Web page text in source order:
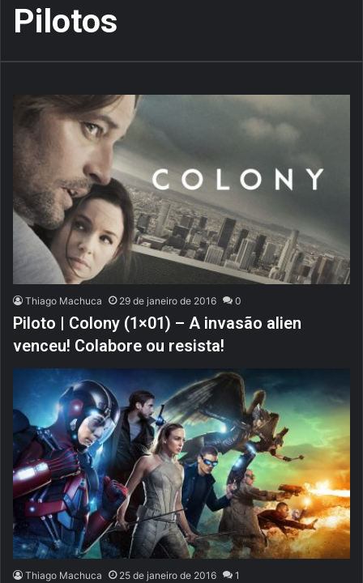
Pilotos
Thiago Machuca 29 de janeiro de 2016 0
Piloto | Colony (1×01) – A invasão alien
venceu! Colabore ou resista!
Thiago Machuca 25 de janeiro de 2016 1